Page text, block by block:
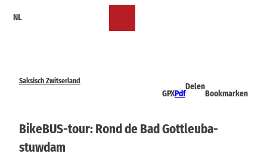
NL
Saksisch Zwitserland
GPXPdf
Delen
Bookmarken
BikeBUS-tour: Rond de Bad Gottleuba-
stuwdam